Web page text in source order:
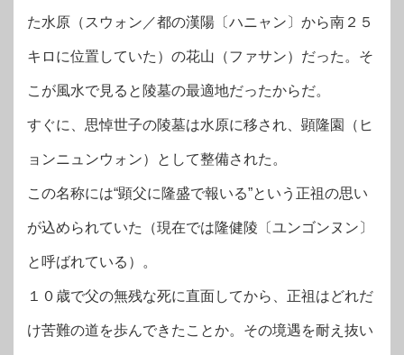
た水原（スウォン／都の漢陽〔ハニャン〕から南２５
キロに位置していた）の花山（ファサン）だった。そ
こが風水で見ると陵墓の最適地だったからだ。
すぐに、思悼世子の陵墓は水原に移され、顕隆園（ヒ
ョンニュンウォン）として整備された。
この名称には“顕父に隆盛で報いる”という正祖の思い
が込められていた（現在では隆健陵〔ユンゴンヌン〕
と呼ばれている）。
１０歳で父の無残な死に直面してから、正祖はどれだ
け苦難の道を歩んできたことか。その境遇を耐え抜い